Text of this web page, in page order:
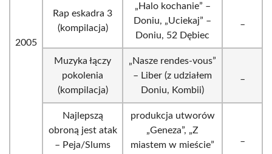
2005
Rap eskadra 3
(kompilacja)
„Halo kochanie” –
Doniu, „Uciekaj” –
Doniu, 52 Dębiec
Muzyka łączy
pokolenia
(kompilacja)
„Nasze rendes-vous”
– Liber (z udziałem
Doniu, Kombii)
Najlepszą
obroną jest atak
– Peja/Slums
produkcja utworów
„Geneza”, „Z
miastem w mieście”